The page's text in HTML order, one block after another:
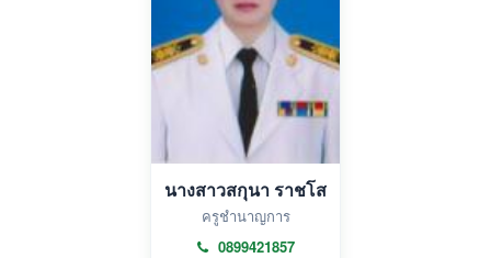
นางสาวสกุนา ราชโส
ครูชำนาญการ
0899421857